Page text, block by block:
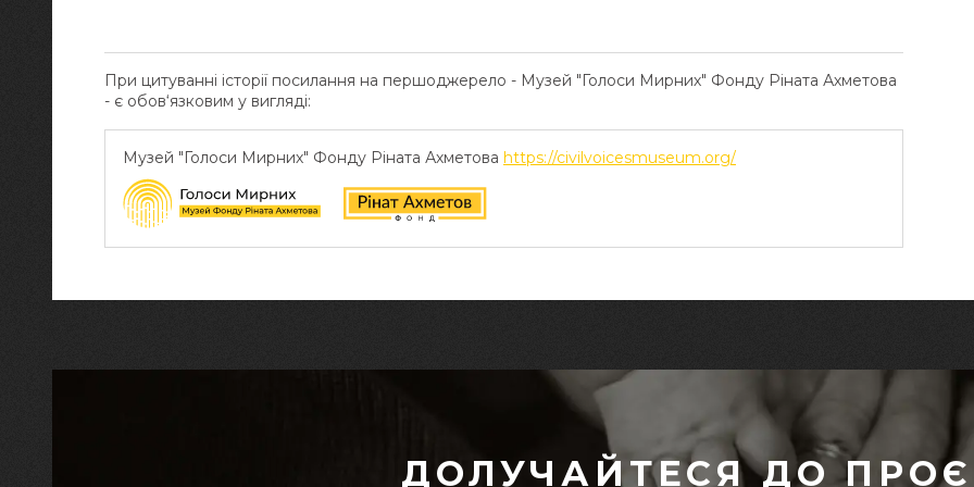
При цитуванні історії посилання на першоджерело - Музей "Голоси Мирних" Фонду Ріната Ахметова
- є обов‘язковим у вигляді:
Музей "Голоси Мирних" Фонду Ріната Ахметова https://civilvoicesmuseum.org/
ДОЛУЧАЙТЕСЯ ДО